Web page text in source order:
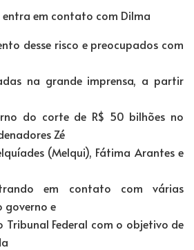
entra em contato com Dilma
desse risco e preocupados com
na grande imprensa, a partir
do corte de R$ 50 bilhões no
Zé
(Melqui), Fátima Arantes e
em contato com várias
governo e
Tribunal Federal com o objetivo de